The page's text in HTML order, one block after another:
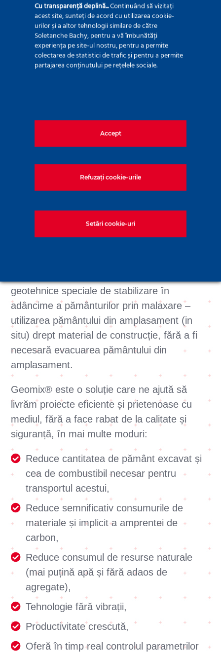
pentru realizarea unor pereți de susținere cu
grad ridicat de impermeabilitate. Produsul
final constă în obținerea unor elemente
liniare sub formă de coloane. Procesul se
este o tehnologie patentată
Soletanche Bachy ce permite realizarea
hidraulic folosind CSM (Cutter Soil Mixing)
derivat din propria tehnologie Hydrofraise®.
geotehnice speciale de stabilizare în
adâncime a pământurilor prin malaxare –
utilizarea pământului din amplasament (in
situ) drept material de construcție, fără a fi
necesară evacuarea pământului din
amplasament.
Geomix® este o soluție care ne ajută să
livrăm proiecte eficiente și prietenoase cu
mediul, fără a face rabat de la calitate și
siguranță, în mai multe moduri:
Reduce cantitatea de pământ excavat și
cea de combustibil necesar pentru
transportul acestui,
Reduce semnificativ consumurile de
materiale și implicit a amprentei de
carbon,
Reduce consumul de resurse naturale
(mai puțină apă și fără adaos de
agregate),
Tehnologie fără vibrații,
Productivitate crescută,
Oferă în timp real controlul parametrilor
Cu transparență deplină...Continuând să vizitați
acest site, sunteți de acord cu utilizarea cookie-
urilor și a altor tehnologii similare de către
Soletanche Bachy, pentru a vă îmbunătăți
experiența pe site-ul nostru, pentru a permite
colectarea de statistici de trafic și pentru a permite
partajarea conținutului pe rețelele sociale.
Accept
Refuzați cookie-urile
Setări cookie-uri